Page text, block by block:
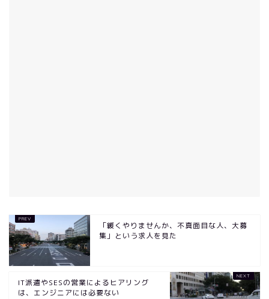
「緩くやりませんか、不真面目な人、大募
集」という求人を見た
IT派遣やSESの営業によるヒアリング
は、エンジニアには必要ない